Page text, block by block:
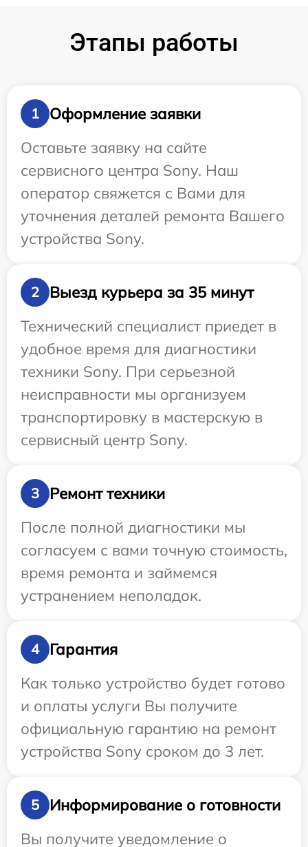
Этапы работы
1
Оформление заявки
Оставьте заявку на сайте
сервисного центра Sony. Наш
оператор свяжется с Вами для
уточнения деталей ремонта Вашего
устройства Sony.
2
Выезд курьера за 35 минут
Технический специалист приедет в
удобное время для диагностики
техники Sony. При серьезной
неисправности мы организуем
транспортировку в мастерскую в
сервисный центр Sony.
3
Ремонт техники
После полной диагностики мы
согласуем с вами точную стоимость,
время ремонта и займемся
устранением неполадок.
4
Гарантия
Как только устройство будет готово
и оплаты услуги Вы получите
официальную гарантию на ремонт
устройства Sony сроком до 3 лет.
5
Информирование о готовности
Вы получите уведомление о